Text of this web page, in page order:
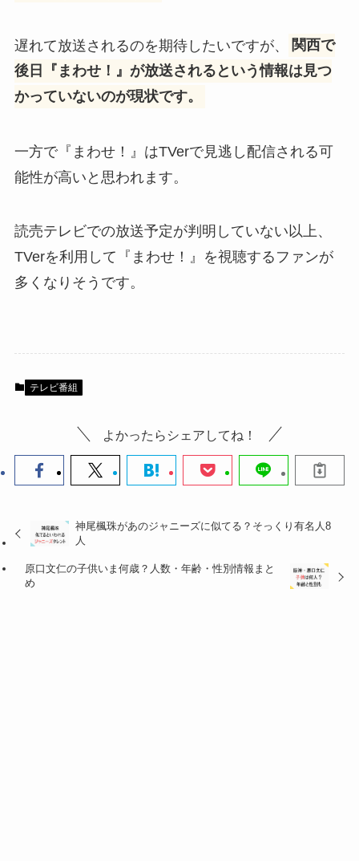
遅れて放送されるのを期待したいですが、
関西で
後日『まわせ！』が放送されるという情報は見つ
かっていないのが現状です。
一方で『まわせ！』はTVerで見逃し配信される可
能性が高いと思われます。
読売テレビでの放送予定が判明していない以上、
TVerを利用して『まわせ！』を視聴するファンが
多くなりそうです。
テレビ番組
よかったらシェアしてね！
神尾楓珠があのジャニーズに似てる？そっくり有名人8
人
原口文仁の子供いま何歳？人数・年齢・性別情報まと
め